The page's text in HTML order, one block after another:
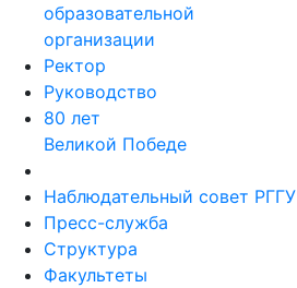
образовательной
организации
Ректор
Руководство
80 лет
Великой Победе
Наблюдательный совет РГГУ
Пресс-служба
Структура
Факультеты